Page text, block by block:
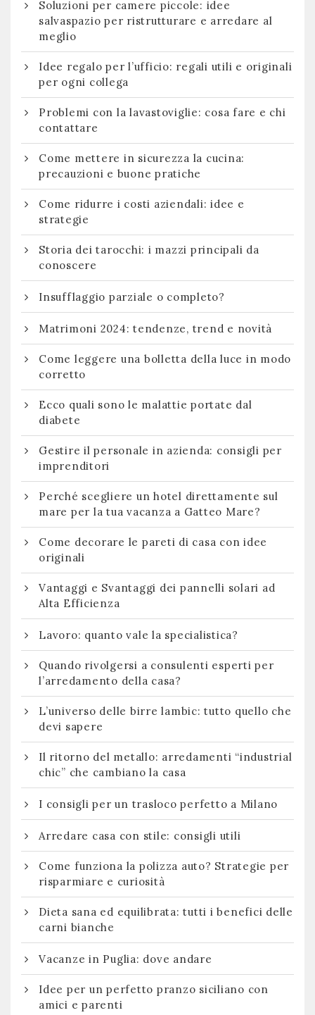
Soluzioni per camere piccole: idee
salvaspazio per ristrutturare e arredare al
meglio
Idee regalo per l’ufficio: regali utili e originali
per ogni collega
Problemi con la lavastoviglie: cosa fare e chi
contattare
Come mettere in sicurezza la cucina:
precauzioni e buone pratiche
Come ridurre i costi aziendali: idee e
strategie
Storia dei tarocchi: i mazzi principali da
conoscere
Insufflaggio parziale o completo?
Matrimoni 2024: tendenze, trend e novità
Come leggere una bolletta della luce in modo
corretto
Ecco quali sono le malattie portate dal
diabete
Gestire il personale in azienda: consigli per
imprenditori
Perché scegliere un hotel direttamente sul
mare per la tua vacanza a Gatteo Mare?
Come decorare le pareti di casa con idee
originali
Vantaggi e Svantaggi dei pannelli solari ad
Alta Efficienza
Lavoro: quanto vale la specialistica?
Quando rivolgersi a consulenti esperti per
l’arredamento della casa?
L’universo delle birre lambic: tutto quello che
devi sapere
Il ritorno del metallo: arredamenti “industrial
chic” che cambiano la casa
I consigli per un trasloco perfetto a Milano
Arredare casa con stile: consigli utili
Come funziona la polizza auto? Strategie per
risparmiare e curiosità
Dieta sana ed equilibrata: tutti i benefici delle
carni bianche
Vacanze in Puglia: dove andare
Idee per un perfetto pranzo siciliano con
amici e parenti